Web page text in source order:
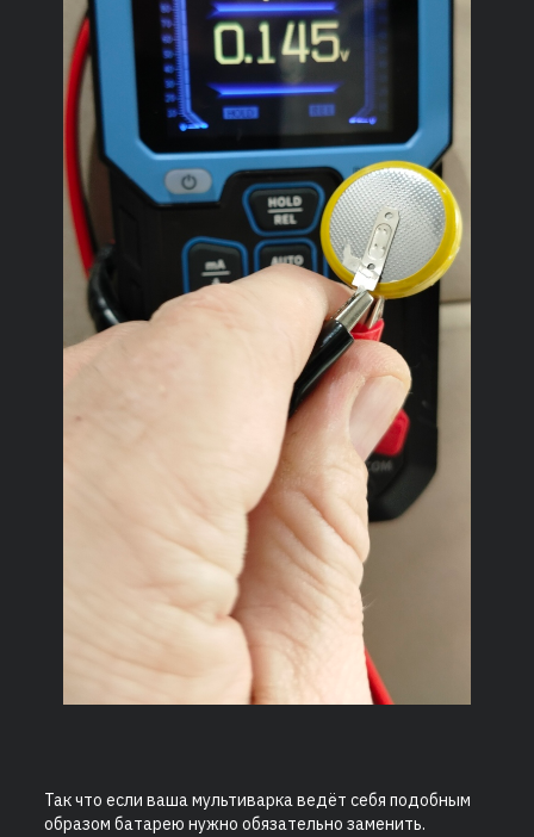
Так что если ваша мультиварка ведёт себя подобным
образом батарею нужно обязательно заменить.